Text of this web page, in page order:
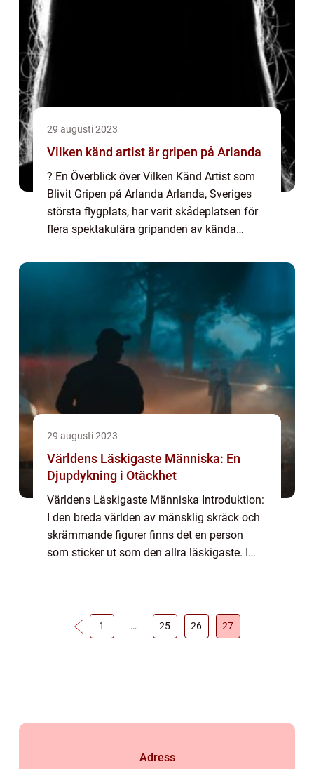
29 augusti 2023
Vilken känd artist är gripen på Arlanda
? En Överblick över Vilken Känd Artist som
Blivit Gripen på Arlanda Arlanda, Sveriges
största flygplats, har varit skådeplatsen för
flera spektakulära gripanden av kända
alltid fångat allmänhetens intresse och...
29 augusti 2023
Världens Läskigaste Människa: En
Djupdykning i Otäckhet
Världens Läskigaste Människa Introduktion:
I den breda världen av mänsklig skräck och
skrämmande figurer finns det en person
som sticker ut som den allra läskigaste. I
1 … 25 26 27
Adress